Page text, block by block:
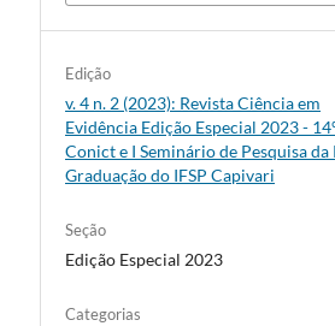
Edição
v. 4 n. 2 (2023): Revista Ciência em
Evidência Edição Especial 2023 -
Conict e I Seminário de Pesquisa da
Graduação do IFSP Capivari
Seção
Edição Especial 2023
Categorias